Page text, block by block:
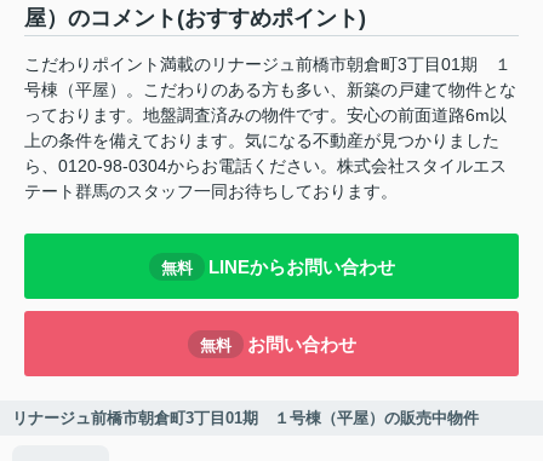
屋）のコメント(おすすめポイント)
こだわりポイント満載のリナージュ前橋市朝倉町3丁目01期 １
号棟（平屋）。こだわりのある方も多い、新築の戸建て物件とな
っております。地盤調査済みの物件です。安心の前面道路6m以
上の条件を備えております。気になる不動産が見つかりました
ら、0120-98-0304からお電話ください。株式会社スタイルエス
テート群馬のスタッフ一同お待ちしております。
無料 LINEからお問い合わせ
無料 お問い合わせ
リナージュ前橋市朝倉町3丁目01期 １号棟（平屋）の販売中物件